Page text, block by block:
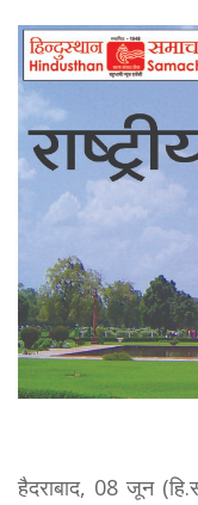
हैदराबाद, 08 जून